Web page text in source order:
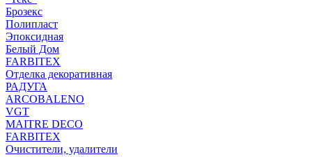
Брозекс
Полипласт
Эпоксидная
Белый Дом
FARBITEX
Отделка декоративная
РАДУГА
ARCOBALENO
VGT
MAITRE DECO
FARBITEX
Очистители, удалители